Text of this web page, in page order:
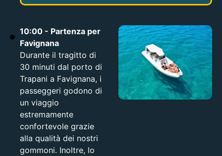
10:00 - Partenza per
Favignana
Durante il tragitto di
30 minuti dal porto di
Trapani a Favignana, i
passeggeri godono di
un viaggio
estremamente
confortevole grazie
alla qualità dei nostri
gommoni. Inoltre, lo